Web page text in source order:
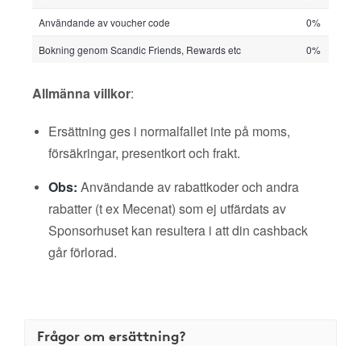
Användande av voucher code
0%
Bokning genom Scandic Friends, Rewards etc
0%
Allmänna villkor:
Ersättning ges i normalfallet inte på moms,
försäkringar, presentkort och frakt.
Obs: Användande av rabattkoder och andra
rabatter (t ex Mecenat) som ej utfärdats av
Sponsorhuset kan resultera i att din cashback
går förlorad.
Frågor om ersättning?